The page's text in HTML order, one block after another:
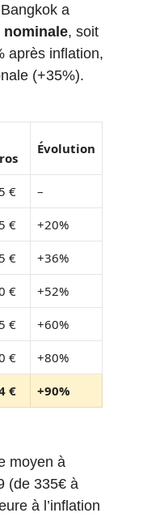
a
nominale, soit
après inflation,
(+35%).
Évolution
€ –
€ +20%
€ +36%
€ +52%
€ +60%
€ +80%
€ +90%
moyen à
(de 335€ à
à l’inflation